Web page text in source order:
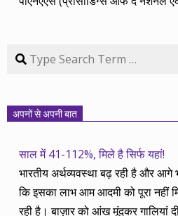
Search
अपनों से अपनी बात
साल में 41-112%, मिले है सिर्फ यहां!
भारतीय अर्थव्यवस्था बढ़ रही है और आगे
कि इसका लाभ आम आदमी को पूरा नहीं
रही है। बाज़ार को आंख मूंदकर गालियां